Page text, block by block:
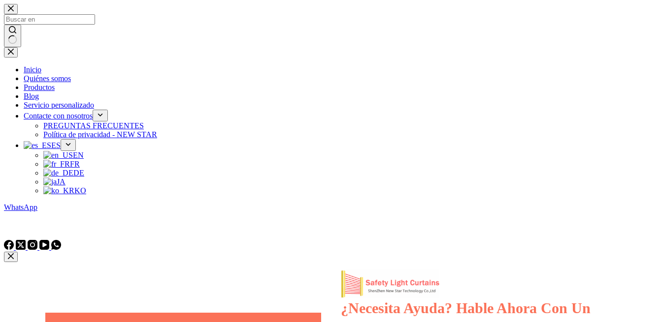
Ir
al
contenido
Sin
resultados
Inicio
Quiénes somos
Productos
Blog
Servicio personalizado
Contacte con nosotros
PREGUNTAS FRECUENTES
Política de privacidad - NEW STAR
ES
EN
FR
DE
JA
KO
WhatsApp
¿Necesita Ayuda? Hable Ahora Con Un